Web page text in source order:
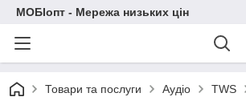
МОБІопт - Мережа низьких цін
Товари та послуги Аудіо TWS